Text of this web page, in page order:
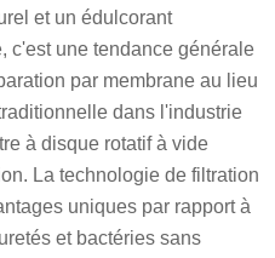
et un édulcorant
c'est une tendance générale
par membrane au lieu
dans l'industrie
à disque rotatif à vide
La technologie de filtration
uniques par rapport à
et bactéries sans